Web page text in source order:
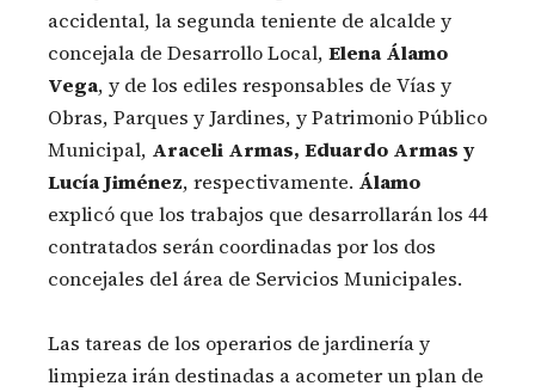
accidental, la segunda teniente de alcalde y
concejala de Desarrollo Local, Elena Álamo
Vega, y de los ediles responsables de Vías y
Obras, Parques y Jardines, y Patrimonio Público
Municipal, Araceli Armas, Eduardo Armas y
Lucía Jiménez, respectivamente. Álamo
explicó que los trabajos que desarrollarán los 44
contratados serán coordinadas por los dos
concejales del área de Servicios Municipales.
Las tareas de los operarios de jardinería y
limpieza irán destinadas a acometer un plan de